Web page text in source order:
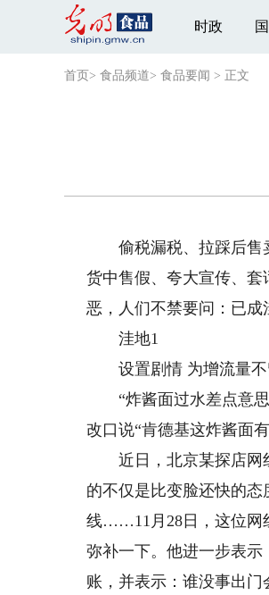
时政
首页 > 食品频道> 食品要闻 > 正文
偷税漏税、拉踩后售
货中售假、夸大宣传、套
恶，人们不禁要问：已成
洼地1
设置剧情 为增流量不
“炸酱面过水差点意思
改口说“肯德基这炸酱面
近日，北京某探店网红
的不仅是比变脸还快的
线……11月28日，这位网
弥补一下。他进一步表
账，并表示：谁没事出门